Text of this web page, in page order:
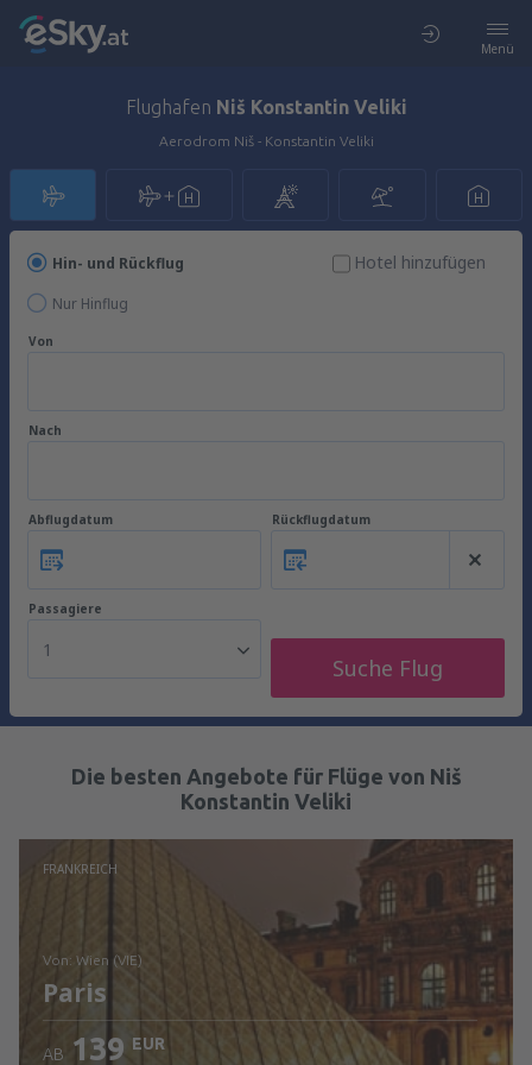
Menü
Flughafen Niš Konstantin Veliki
Aerodrom Niš - Konstantin Veliki
Hin- und Rückflug
Nur Hinflug
Hotel hinzufügen
Von
Nach
Abflugdatum Rückflugdatum
Passagiere
1
Suche Flug
Die besten Angebote für Flüge von Niš
Konstantin Veliki
FRANKREICH
von: Wien (VIE)
Paris
AB 139 EUR